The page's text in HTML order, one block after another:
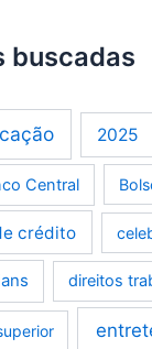
buscadas
2025
Central
crédito
direitos